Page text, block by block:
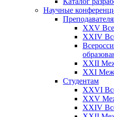
Научные
XXV
XXIV
XXII
XXI
Студентам
XXVI
XXV
XXIV